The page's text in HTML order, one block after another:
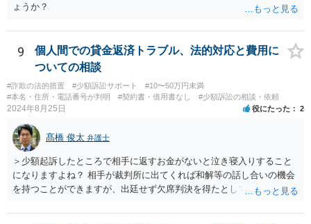
ょうか？
9
個人間での貸金返済トラブル、法的対応と費用に
ついての相談
#詐欺の法的措置 #少額訴訟サポート
#10〜50万円未満
#本名・住所・電話番号が判明
#契約書・借用書なし #少額訴訟の相談・依頼
2024年8月25日 役にたった 2
髙橋 俊太 弁護士
＞少額起訴したところで相手に返すお金がないと泣き寝入りすること
になりますよね？ 相手が裁判所に出てくれば和解等の話し合いの機会
を持つことができますが、出廷せず欠席判決を得たとしても、執行段
にお願いして赤字になりますか？ 契約内容等によりますので一概には